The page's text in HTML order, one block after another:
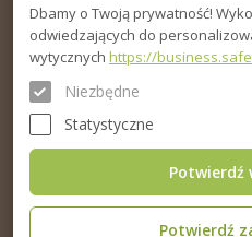
PORADNIK
Dbamy o Twoją prywatność!
odwiedzających do
wytycznych https://
Niezbędne
Statystyczne
Potwierdź
Potwierdź